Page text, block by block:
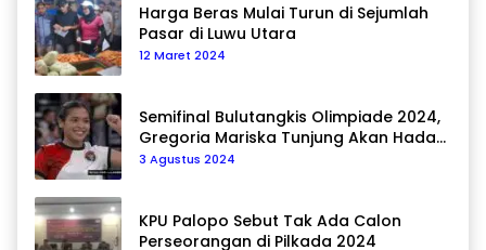
Harga Beras Mulai Turun di Sejumlah
Pasar di Luwu Utara
12 Maret 2024
Semifinal Bulutangkis Olimpiade 2024,
Gregoria Mariska Tunjung Akan Hadapi
Pemain Asal Korea Selatan
3 Agustus 2024
KPU Palopo Sebut Tak Ada Calon
Perseorangan di Pilkada 2024